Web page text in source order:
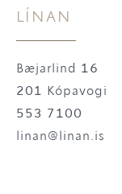
LÍNAN
Bæjarlind 16
201 Kópavogi
553 7100
linan@linan.is